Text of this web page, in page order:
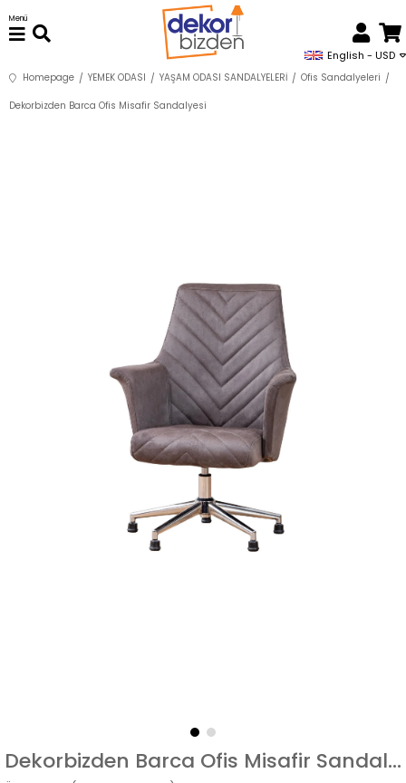
English - USD
Menü
Homepage YEMEK ODASI YAŞAM ODASI SANDALYELERİ Ofis Sandalyeleri
Dekorbizden Barca Ofis Misafir Sandalyesi
Dekorbizden Barca Ofis Misafir Sandalyesi